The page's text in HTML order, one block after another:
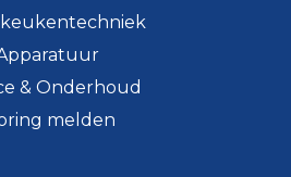
& Onderhoud
melden